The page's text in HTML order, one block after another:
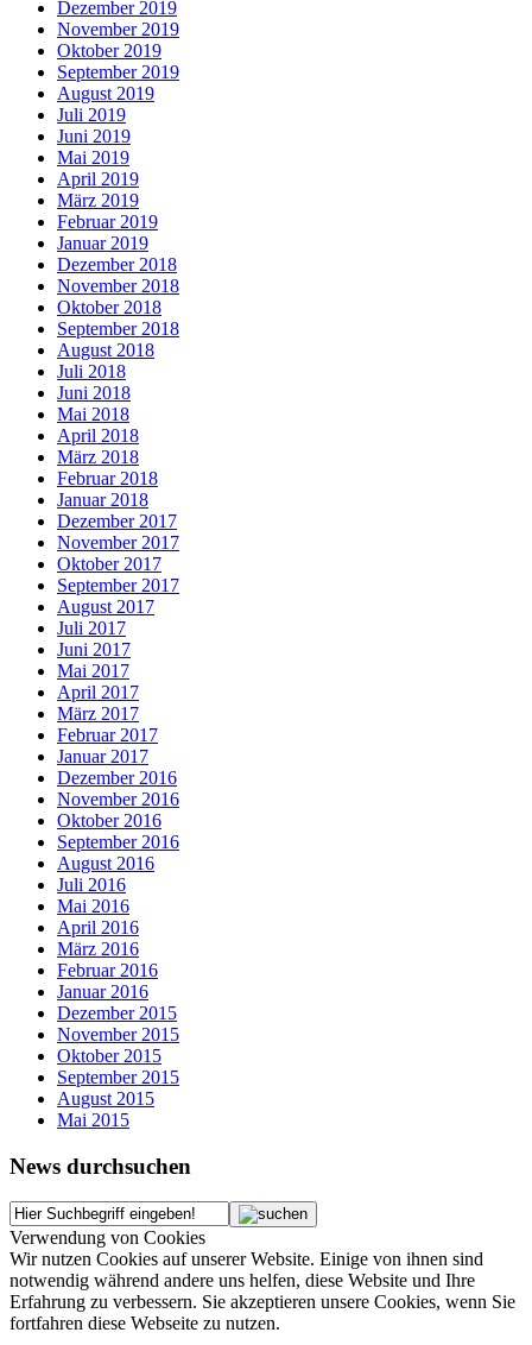
Dezember 2019
November 2019
Oktober 2019
September 2019
August 2019
Juli 2019
Juni 2019
Mai 2019
April 2019
März 2019
Februar 2019
Januar 2019
Dezember 2018
November 2018
Oktober 2018
September 2018
August 2018
Juli 2018
Juni 2018
Mai 2018
April 2018
März 2018
Februar 2018
Januar 2018
Dezember 2017
November 2017
Oktober 2017
September 2017
August 2017
Juli 2017
Juni 2017
Mai 2017
April 2017
März 2017
Februar 2017
Januar 2017
Dezember 2016
November 2016
Oktober 2016
September 2016
August 2016
Juli 2016
Mai 2016
April 2016
März 2016
Februar 2016
Januar 2016
Dezember 2015
November 2015
Oktober 2015
September 2015
August 2015
Mai 2015
News durchsuchen
Verwendung von Cookies
Wir nutzen Cookies auf unserer Website. Einige von ihnen sind
notwendig während andere uns helfen, diese Website und Ihre
Erfahrung zu verbessern. Sie akzeptieren unsere Cookies, wenn Sie
fortfahren diese Webseite zu nutzen.